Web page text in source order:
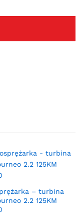
– turbina
2.2 125KM